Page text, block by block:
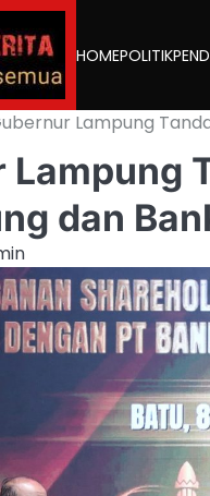
HOMEPOLITIK
Lampung
Lampung
dan